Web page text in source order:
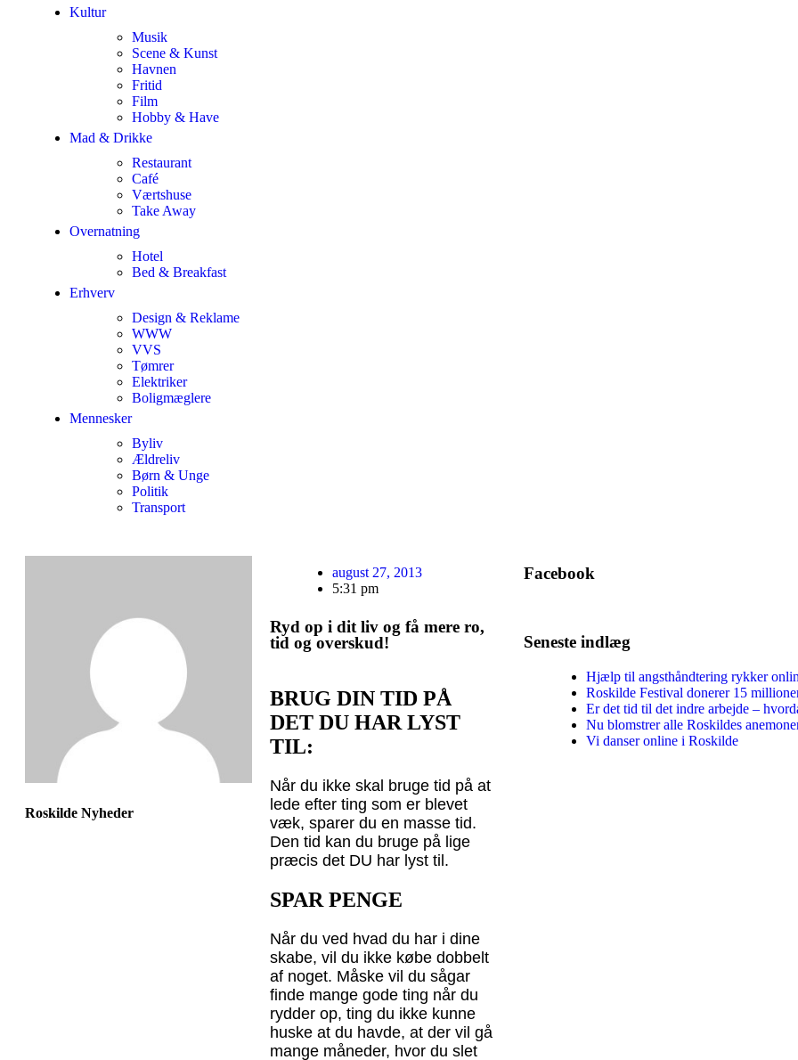
Kultur
Musik
Scene & Kunst
Havnen
Fritid
Film
Hobby & Have
Mad & Drikke
Restaurant
Café
Værtshuse
Take Away
Overnatning
Hotel
Bed & Breakfast
Erhverv
Design & Reklame
WWW
VVS
Tømrer
Elektriker
Boligmæglere
Mennesker
Byliv
Ældreliv
Børn & Unge
Politik
Transport
Roskilde Nyheder
august 27, 2013
5:31 pm
Ryd op i dit liv og få mere ro,
tid og overskud!
BRUG DIN TID PÅ
DET DU HAR LYST
TIL:
Når du ikke skal bruge tid på at
lede efter ting som er blevet
væk, sparer du en masse tid.
Den tid kan du bruge på lige
præcis det DU har lyst til.
SPAR PENGE
Når du ved hvad du har i dine
skabe, vil du ikke købe dobbelt
af noget. Måske vil du sågar
finde mange gode ting når du
rydder op, ting du ikke kunne
huske at du havde, at der vil gå
mange måneder, hvor du slet
Facebook
Seneste indlæg
Hjælp til angsthåndtering rykker
Roskilde Festival donerer 15
Er det tid til det indre arbejde –
Nu blomstrer alle Roskildes
Vi danser online i Roskilde